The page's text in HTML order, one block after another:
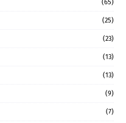
(65)
(25)
(23)
(13)
(13)
(9)
(7)